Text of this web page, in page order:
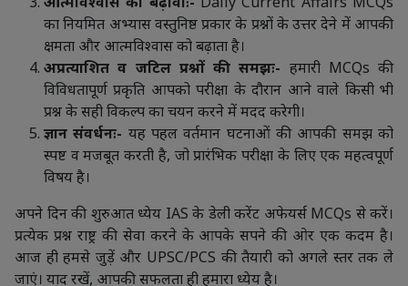
का नियमित अभ्यास वस्तुनिष्ठ प्रकार के प्रश्नों के उत्तर देने में आपकी
क्षमता और आत्मविश्वास को बढ़ाता है।
अप्रत्याशित व जटिल प्रश्नों की समझः- हमारी MCQs की
विविधतापूर्ण प्रकृति आपको परीक्षा के दौरान आने वाले किसी भी
प्रश्न के सही विकल्प का चयन करने में मदद करेगी।
ज्ञान संवर्धनः- यह पहल वर्तमान घटनाओं की आपकी समझ को
स्पष्ट व मजबूत करती है, जो प्रारंभिक परीक्षा के लिए एक महत्वपूर्ण
विषय है।
अपने दिन की शुरुआत ध्येय IAS के डेली करेंट अफेयर्स MCQs से करें।
प्रत्येक प्रश्न राष्ट्र की सेवा करने के आपके सपने की ओर एक कदम है।
आज ही हमसे जुड़ें और UPSC/PCS की तैयारी को अगले स्तर तक ले
जाएं। याद रखें, आपकी सफलता ही हमारा ध्येय है।